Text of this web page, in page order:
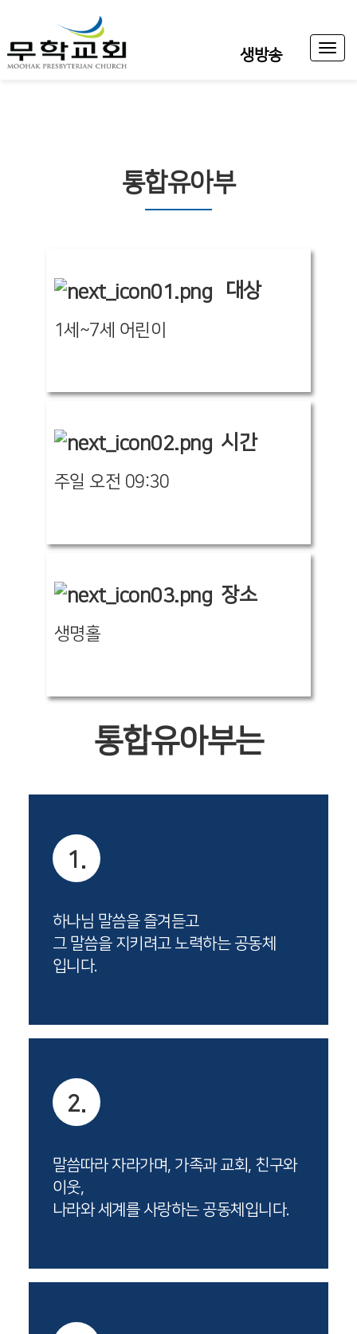
생방송
Toggle
통합유아부
대상
1세~7세 어린이
시간
주일 오전 09:30
장소
생명홀
통합유아부는
1.
하나님 말씀을 즐겨듣고
그 말씀을 지키려고 노력하는 공동체
입니다.
2.
말씀따라 자라가며, 가족과 교회, 친구와
이웃,
나라와 세계를 사랑하는 공동체입니다.